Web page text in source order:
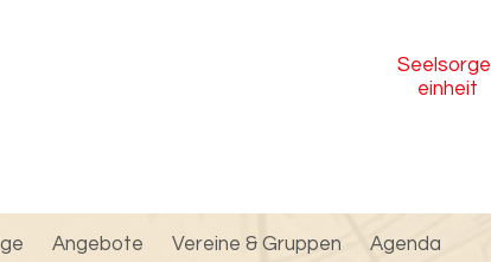
Seelsorge
einheit
Angebote Vereine & Gruppen Agenda